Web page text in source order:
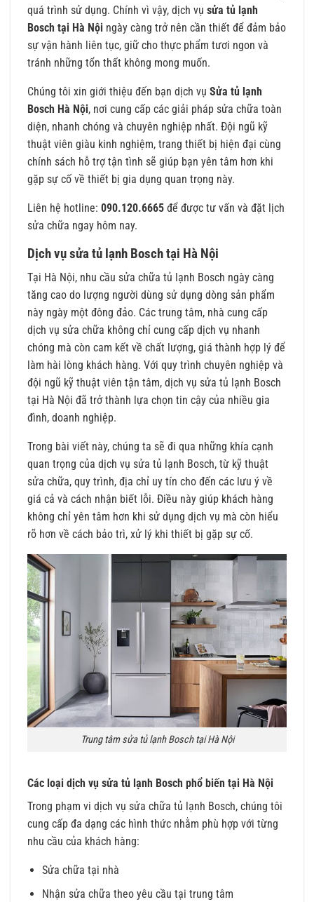
quá trình sử dụng. Chính vì vậy, dịch vụ sửa tủ lạnh
Bosch tại Hà Nội ngày càng trở nên cần thiết để đảm bảo
sự vận hành liên tục, giữ cho thực phẩm tươi ngon và
tránh những tổn thất không mong muốn.
Chúng tôi xin giới thiệu đến bạn dịch vụ Sửa tủ lạnh
Bosch Hà Nội, nơi cung cấp các giải pháp sửa chữa toàn
diện, nhanh chóng và chuyên nghiệp nhất. Đội ngũ kỹ
thuật viên giàu kinh nghiệm, trang thiết bị hiện đại cùng
chính sách hỗ trợ tận tình sẽ giúp bạn yên tâm hơn khi
gặp sự cố về thiết bị gia dụng quan trọng này.
Liên hệ hotline: 090.120.6665 để được tư vấn và đặt lịch
sửa chữa ngay hôm nay.
Dịch vụ sửa tủ lạnh Bosch tại Hà Nội
Tại Hà Nội, nhu cầu sửa chữa tủ lạnh Bosch ngày càng
tăng cao do lượng người dùng sử dụng dòng sản phẩm
này ngày một đông đảo. Các trung tâm, nhà cung cấp
dịch vụ sửa chữa không chỉ cung cấp dịch vụ nhanh
chóng mà còn cam kết về chất lượng, giá thành hợp lý để
làm hài lòng khách hàng. Với quy trình chuyên nghiệp và
đội ngũ kỹ thuật viên tận tâm, dịch vụ sửa tủ lạnh Bosch
tại Hà Nội đã trở thành lựa chọn tin cậy của nhiều gia
đình, doanh nghiệp.
Trong bài viết này, chúng ta sẽ đi qua những khía cạnh
quan trọng của dịch vụ sửa tủ lạnh Bosch, từ kỹ thuật
sửa chữa, quy trình, địa chỉ uy tín cho đến các lưu ý về
giá cả và cách nhận biết lỗi. Điều này giúp khách hàng
không chỉ yên tâm hơn khi sử dụng dịch vụ mà còn hiểu
rõ hơn về cách bảo trì, xử lý khi thiết bị gặp sự cố.
Trung tâm sửa tủ lạnh Bosch tại Hà Nội
Các loại dịch vụ sửa tủ lạnh Bosch phổ biến tại Hà Nội
Trong phạm vi dịch vụ sửa chữa tủ lạnh Bosch, chúng tôi
cung cấp đa dạng các hình thức nhằm phù hợp với từng
nhu cầu của khách hàng:
Sửa chữa tại nhà
Nhận sửa chữa theo yêu cầu tại trung tâm